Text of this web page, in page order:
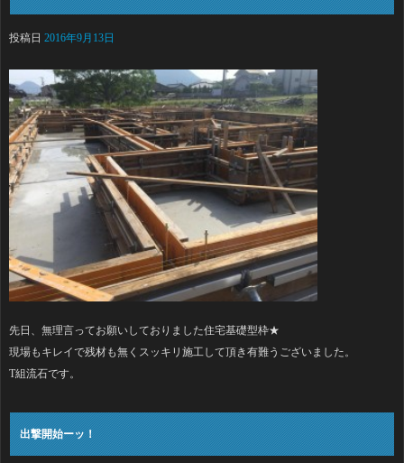
投稿日 2016年9月13日
先日、無理言ってお願いしておりました住宅基礎型枠★
現場もキレイで残材も無くスッキリ施工して頂き有難うございました。
T組流石です。
出撃開始ーッ！